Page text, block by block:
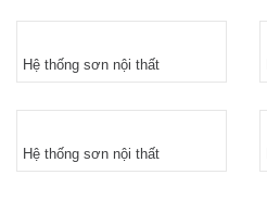
Hệ thống sơn nội thất
Hệ thống sơn nội thất